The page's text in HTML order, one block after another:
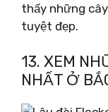
thấy những
tuyệt đẹp.
13. XEM
NHẤT Ở